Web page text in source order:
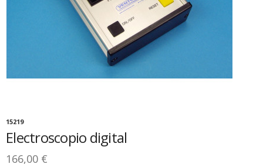
15219
Electroscopio digital
166,00 €